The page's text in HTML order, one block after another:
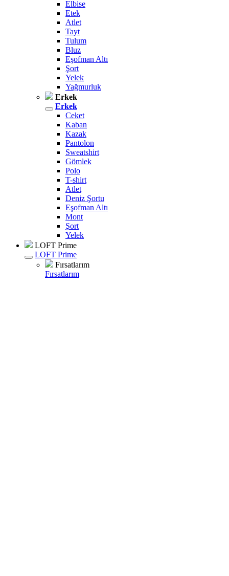
Elbise
Etek
Atlet
Tayt
Tulum
Bluz
Eşofman Altı
Şort
Yelek
Yağmurluk
Erkek
Erkek
Ceket
Kaban
Kazak
Pantolon
Sweatshirt
Gömlek
Polo
T-shirt
Atlet
Deniz Şortu
Eşofman Altı
Mont
Şort
Yelek
LOFT Prime
LOFT Prime
Fırsatlarım
Fırsatlarım